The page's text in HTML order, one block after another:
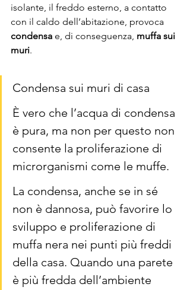
isolante, il freddo esterno, a contatto
con il caldo dell’abitazione, provoca
condensa e, di conseguenza, muffa sui
muri.
Condensa sui muri di casa
È vero che l’acqua di condensa
è pura, ma non per questo non
consente la proliferazione di
microrganismi come le muffe.
La condensa, anche se in sé
non è dannosa, può favorire lo
sviluppo e proliferazione di
muffa nera nei punti più freddi
della casa. Quando una parete
è più fredda dell’ambiente